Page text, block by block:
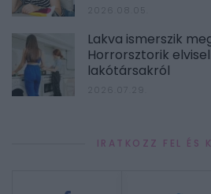
Lakva ismerszik
Horrorsztorik
lakótársakról
2026.07.29.
IRATKOZZ FEL ÉS